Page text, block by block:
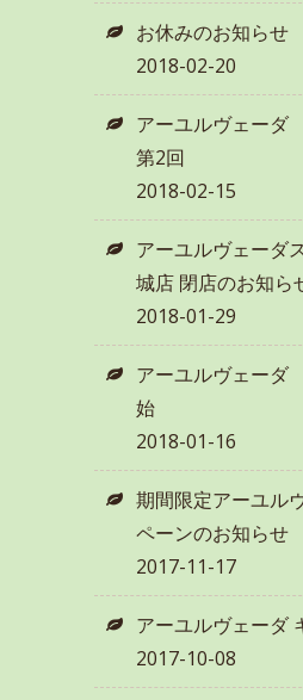
お休みのお知らせ
2018-02-20
アーユルヴェー
第2回
2018-02-15
アーユルヴェーダ
城店 閉店のお知ら
2018-01-29
アーユルヴェー
始
2018-01-16
期間限定アーユル
ペーンのお知らせ
2017-11-17
アーユルヴェーダ
2017-10-08